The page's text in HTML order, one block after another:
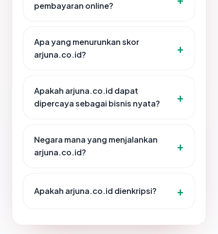
pembayaran online?
Apa yang menurunkan skor
arjuna.co.id?
Apakah arjuna.co.id dapat
dipercaya sebagai bisnis nyata?
Negara mana yang menjalankan
arjuna.co.id?
Apakah arjuna.co.id dienkripsi?